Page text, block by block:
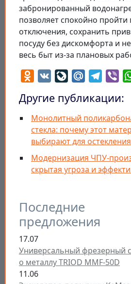
Последние
предложения
17.07
Универсальный фрезерный
о металлу TRIOD MMF-50D
11.06
забронированный
позволяет спокойно пройти
отключения, сохранить
посуду без дискомфорта и
весь быт из-за плановых
Odnoklassniki
VK LiveJournal
Mail.Ru
Другие публикации:
Монолитный
стекла: почему этот
выбирают для остекления
Модернизация ЧПУ-
скрытая угроза и